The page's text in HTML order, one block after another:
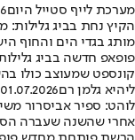
מערכת לייף סטייל היום
הקיץ נחת בביג גלילות:
מותג בגדי הים והחוף
פופאפ חדשה בביג
קונספט שמעוצב כולו
ליהיא גלמן רם01.07.2026
לוהט: ספיר אביסרור
אחרי שהשנה שעברה